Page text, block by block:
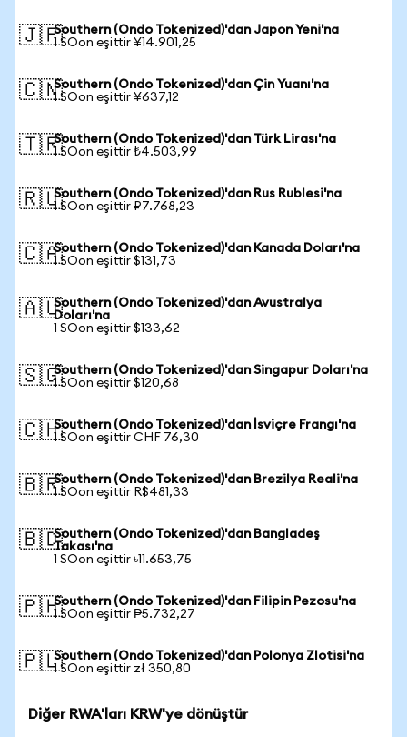
🇯🇵Southern (Ondo Tokenized)'dan Japon Yeni'na
1 SOon eşittir ¥14.901,25
🇨🇳Southern (Ondo Tokenized)'dan Çin Yuanı'na
1 SOon eşittir ¥637,12
🇹🇷Southern (Ondo Tokenized)'dan Türk Lirası'na
1 SOon eşittir ₺4.503,99
🇷🇺Southern (Ondo Tokenized)'dan Rus Rublesi'na
1 SOon eşittir ₽7.768,23
🇨🇦Southern (Ondo Tokenized)'dan Kanada Doları'na
1 SOon eşittir $131,73
🇦🇺Southern (Ondo Tokenized)'dan Avustralya
Doları'na
1 SOon eşittir $133,62
🇸🇬Southern (Ondo Tokenized)'dan Singapur Doları'na
1 SOon eşittir $120,68
🇨🇭Southern (Ondo Tokenized)'dan İsviçre Frangı'na
1 SOon eşittir CHF 76,30
🇧🇷Southern (Ondo Tokenized)'dan Brezilya Reali'na
1 SOon eşittir R$481,33
🇧🇩Southern (Ondo Tokenized)'dan Bangladeş
Takası'na
1 SOon eşittir ৳11.653,75
🇵🇭Southern (Ondo Tokenized)'dan Filipin Pezosu'na
1 SOon eşittir ₱5.732,27
🇵🇱Southern (Ondo Tokenized)'dan Polonya Zlotisi'na
1 SOon eşittir zł 350,80
Diğer RWA'ları KRW'ye dönüştür